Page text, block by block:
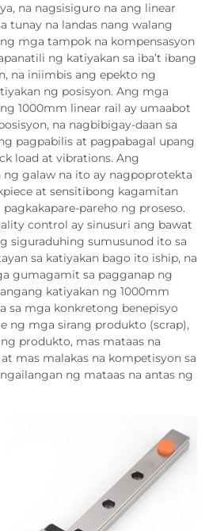
na nagsisiguro na ang linear
tunay na landas nang walang
mga tampok na kompensasyon
ng katiyakan sa iba’t ibang
na iniimbis ang epekto ng
ng posisyon. Ang mga
1000mm linear rail ay umaabot
na nagbibigay-daan sa
pagpabilis at pagpabagal upang
load at vibrations. Ang
galaw na ito ay nagpoprotekta
at sensitibong kagamitan
pareho ng proseso.
control ay sinusuri ang bawat
siguraduhing sumusunod ito sa
sa katiyakan bago ito iship, na
gumagamit sa pagganap ng
katiyakan ng 1000mm
sa mga konkretong benepisyo
ng mga sirang produkto (scrap),
produkto, mas mataas na
mas malakas na kompetisyon sa
ng mataas na antas ng